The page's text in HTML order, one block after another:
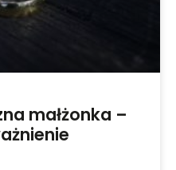
małżonka –